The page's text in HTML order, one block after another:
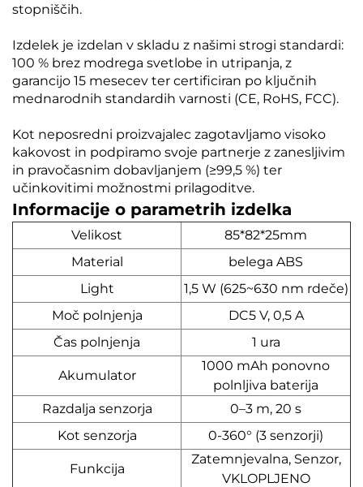
stopniščih.
Izdelek je izdelan v skladu z našimi strogi standardi:
100 % brez modrega svetlobe in utripanja, z
garancijo 15 mesecev ter certificiran po ključnih
mednarodnih standardih varnosti (CE, RoHS, FCC).
Kot neposredni proizvajalec zagotavljamo visoko
kakovost in podpiramo svoje partnerje z zanesljivim
in pravočasnim dobavljanjem (≥99,5 %) ter
učinkovitimi možnostmi prilagoditve.
Informacije o parametrih izdelka
Velikost
85*82*25mm
Material
belega ABS
Light
1,5 W (625~630 nm rdeče)
Moč polnjenja
DC5 V, 0,5 A
Čas polnjenja
1 ura
Akumulator
1000 mAh ponovno
polnljiva baterija
Razdalja senzorja
0–3 m, 20 s
Kot senzorja
0-360° (3 senzorji)
Funkcija
Zatemnjevalna, Senzor,
VKLOPLJENO